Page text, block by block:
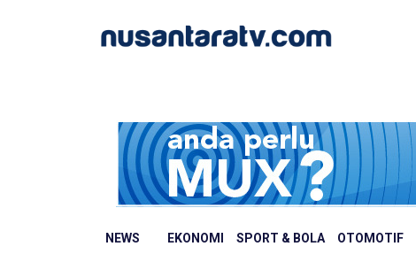
NEWS EKONOMI SPORT & BOLA OTOMOTIF